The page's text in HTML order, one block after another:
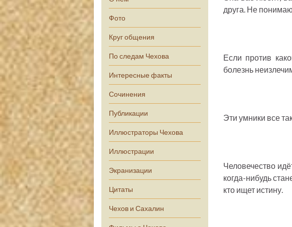
Фото
Круг общения
По следам Чехова
Интересные факты
Сочинения
Публикации
Иллюстраторы Чехова
Иллюстрации
Экранизации
Цитаты
Чехов и Сахалин
друга. Не
Если против
болезнь
Эти умники все
Человечество
когда-нибудь
кто ищет истину.